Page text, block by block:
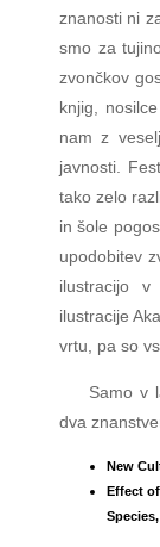
znanosti ni
smo za
zvončkov
knjig,
nam z
javnosti.
tako zelo
in šole
upodobitev
ilustracijo v
ilustracije
vrtu, pa so
Samo v
dva
New
Effect
Species,